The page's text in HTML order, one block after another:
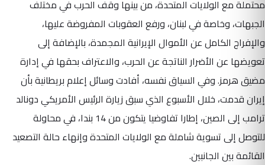
محتملة مع الولايات المتحدة، من بينها وقف الحرب في مختلف
الجبهات، وخاصة في لبنان، ورفع العقوبات المفروضة عليها،
والإفراج الكامل عن الأموال الإيرانية المجمدة، بالإضافة إلى
تعويضها عن الأضرار الناتجة عن الحرب، والاعتراف بحقها في إدارة
مضيق هرمز. وفي السياق نفسه، أفادت وسائل إعلام بريطانية بأن
إيران قدمت، خلال الأسبوع الذي سبق زيارة الرئيس الأمريكي دونالد
ترامب إلى الصين، إطارا تفاوضيا يتكون من 14 بندا، في محاولة
للتوصل إلى تسوية شاملة مع الولايات المتحدة وإنهاء حالة التصعيد
القائمة بين الجانبين.